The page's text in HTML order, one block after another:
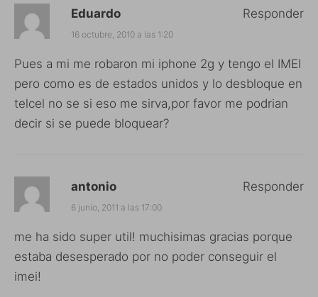
Eduardo
16 octubre, 2010 a las 1:20
Pues a mi me robaron mi iphone 2g y tengo el IMEI
pero como es de estados unidos y lo desbloque en
telcel no se si eso me sirva,por favor me podrian
decir si se puede bloquear?
Responder
antonio
6 junio, 2011 a las 17:00
me ha sido super util! muchisimas gracias porque
estaba desesperado por no poder conseguir el
imei!
Responder